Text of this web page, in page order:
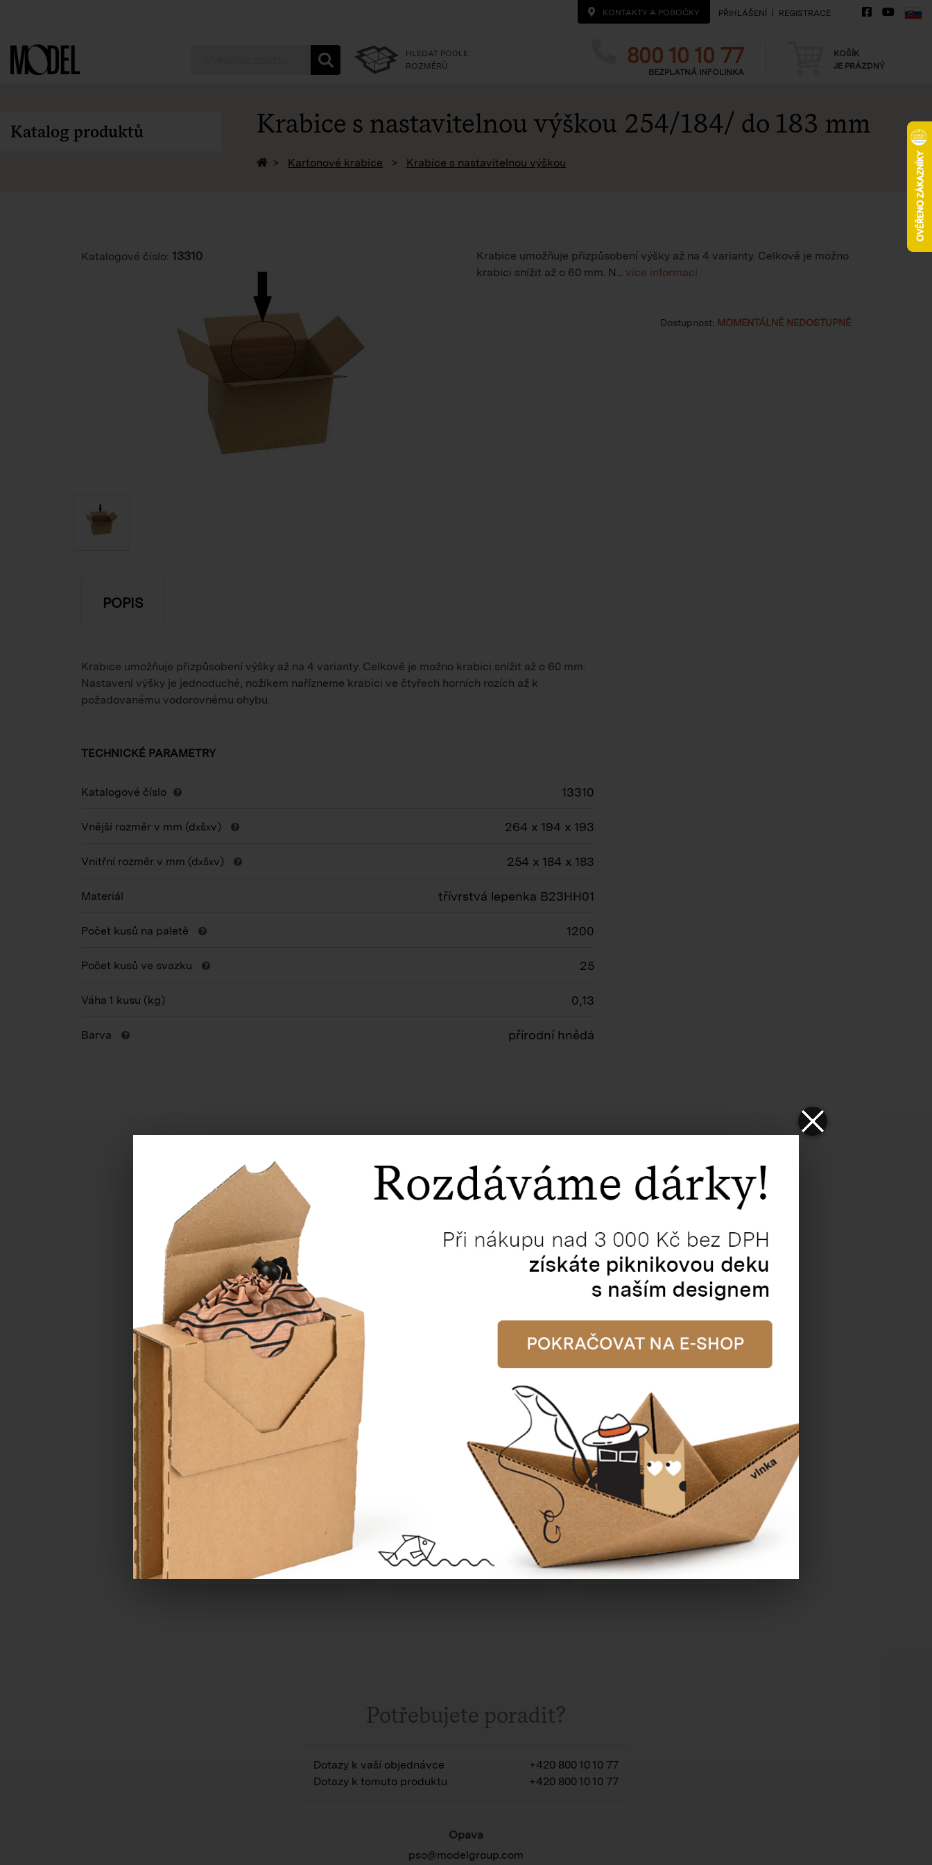
KONTAKTY A POBOČKY PŘIHLÁŠENÍ REGISTRACE
PackShop
HLEDAT PODLE
ROZMĚRŮ
Telefon
800 10 10 77
BEZPLATNÁ INFOLINKA Košík
KOŠÍK
JE PRÁZDNÝ
Katalog produktů Krabice s nastavitelnou výškou 254/184/ do 183 mm
Zpět na homepage
Kartonové krabice Krabice s nastavitelnou výškou
Katalogové číslo: 13310
Krabice umožňuje přizpůsobení výšky až na 4 varianty. Celkově je možno
krabici snížit až o 60 mm. N... více informací
Dostupnost: MOMENTÁLNĚ NEDOSTUPNÉ
POPIS
Krabice umožňuje přizpůsobení výšky až na 4 varianty. Celkově je možno krabici snížit až o 60 mm.
Nastavení výšky je jednoduché, nožíkem nařízneme krabici ve čtyřech horních rozích až k
požadovanému vodorovnému ohybu.
TECHNICKÉ PARAMETRY
Katalogové číslo 13310
Vnější rozměr v mm (dxšxv) 264 x 194 x 193
Vnitřní rozměr v mm (dxšxv) 254 x 184 x 183
Materiál třívrstvá lepenka B23HH01
Počet kusů na paletě 1200
Počet kusů ve svazku 25
Váha 1 kusu (kg) 0,13
Barva přírodní hnědá
Související produkty
Lepicí páska - AKRYL
Katalogové číslo:
Katalogové číslo:90050
Cena od
šíře 50 cm, bílá
Katalogové číslo:
Cena od
174,24 Kč
Potřebujete poradit?
Dotazy k vaší objednávce
+420 800 10 10 77
Dotazy k tomuto produktu
+420 800 10 10 77
Opava
pso@modelgroup.com